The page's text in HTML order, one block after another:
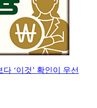
다 ‘이것’ 확인이 우선